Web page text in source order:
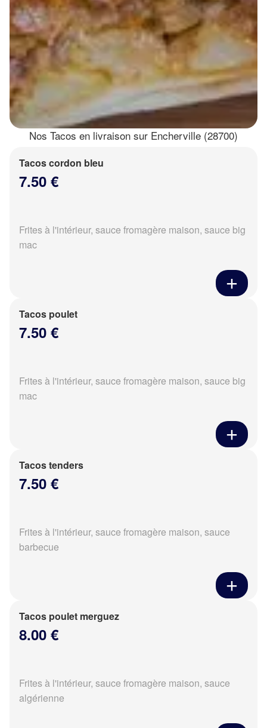
Nos Tacos en livraison sur Encherville (28700)
Tacos cordon bleu
7.50 €
Frites à l'intérieur, sauce fromagère maison, sauce big
mac
Tacos poulet
7.50 €
Frites à l'intérieur, sauce fromagère maison, sauce big
mac
Tacos tenders
7.50 €
Frites à l'intérieur, sauce fromagère maison, sauce
barbecue
Tacos poulet merguez
8.00 €
Frites à l'intérieur, sauce fromagère maison, sauce
algérienne